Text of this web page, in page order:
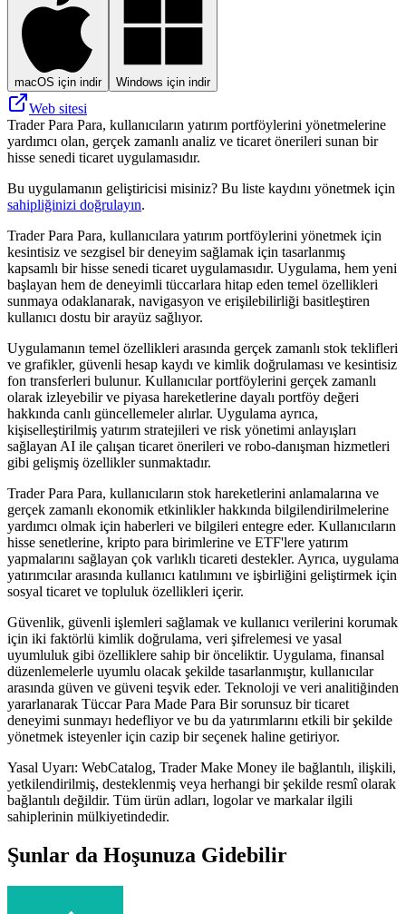
macOS için indir Windows için indir
Web sitesi
Trader Para Para, kullanıcıların yatırım portföylerini yönetmelerine
yardımcı olan, gerçek zamanlı analiz ve ticaret önerileri sunan bir
hisse senedi ticaret uygulamasıdır.
Bu uygulamanın geliştiricisi misiniz? Bu liste kaydını yönetmek için
sahipliğinizi doğrulayın.
Trader Para Para, kullanıcılara yatırım portföylerini yönetmek için
kesintisiz ve sezgisel bir deneyim sağlamak için tasarlanmış
kapsamlı bir hisse senedi ticaret uygulamasıdır. Uygulama, hem yeni
başlayan hem de deneyimli tüccarlara hitap eden temel özellikleri
sunmaya odaklanarak, navigasyon ve erişilebilirliği basitleştiren
kullanıcı dostu bir arayüz sağlıyor.
Uygulamanın temel özellikleri arasında gerçek zamanlı stok teklifleri
ve grafikler, güvenli hesap kaydı ve kimlik doğrulaması ve kesintisiz
fon transferleri bulunur. Kullanıcılar portföylerini gerçek zamanlı
olarak izleyebilir ve piyasa hareketlerine dayalı portföy değeri
hakkında canlı güncellemeler alırlar. Uygulama ayrıca,
kişiselleştirilmiş yatırım stratejileri ve risk yönetimi anlayışları
sağlayan AI ile çalışan ticaret önerileri ve robo-danışman hizmetleri
gibi gelişmiş özellikler sunmaktadır.
Trader Para Para, kullanıcıların stok hareketlerini anlamalarına ve
gerçek zamanlı ekonomik etkinlikler hakkında bilgilendirilmelerine
yardımcı olmak için haberleri ve bilgileri entegre eder. Kullanıcıların
hisse senetlerine, kripto para birimlerine ve ETF'lere yatırım
yapmalarını sağlayan çok varlıklı ticareti destekler. Ayrıca, uygulama
yatırımcılar arasında kullanıcı katılımını ve işbirliğini geliştirmek için
sosyal ticaret ve topluluk özellikleri içerir.
Güvenlik, güvenli işlemleri sağlamak ve kullanıcı verilerini korumak
için iki faktörlü kimlik doğrulama, veri şifrelemesi ve yasal
uyumluluk gibi özelliklere sahip bir önceliktir. Uygulama, finansal
düzenlemelerle uyumlu olacak şekilde tasarlanmıştır, kullanıcılar
arasında güven ve güveni teşvik eder. Teknoloji ve veri analitiğinden
yararlanarak Tüccar Para Made Para Bir sorunsuz bir ticaret
deneyimi sunmayı hedefliyor ve bu da yatırımlarını etkili bir şekilde
yönetmek isteyenler için cazip bir seçenek haline getiriyor.
Yasal Uyarı: WebCatalog, Trader Make Money ile bağlantılı, ilişkili,
yetkilendirilmiş, desteklenmiş veya herhangi bir şekilde resmî olarak
bağlantılı değildir. Tüm ürün adları, logolar ve markalar ilgili
sahiplerinin mülkiyetindedir.
Şunlar da Hoşunuza Gidebilir